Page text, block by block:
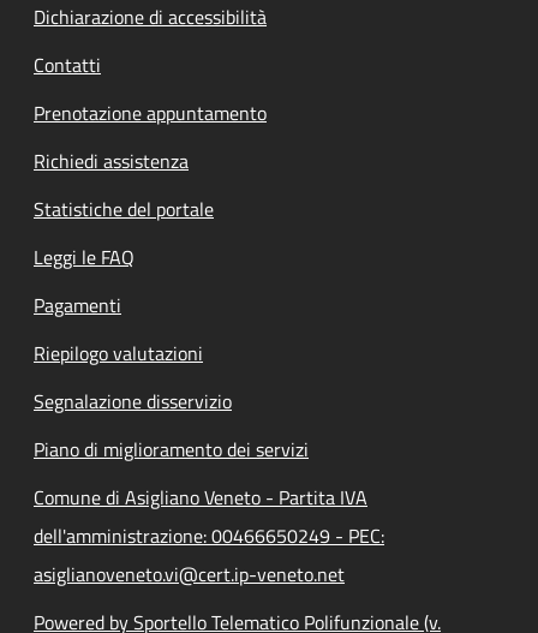
Dichiarazione di accessibilità
Contatti
Prenotazione appuntamento
Richiedi assistenza
Statistiche del portale
Leggi le FAQ
Pagamenti
Riepilogo valutazioni
Segnalazione disservizio
Piano di miglioramento dei servizi
Comune di Asigliano Veneto - Partita IVA
dell'amministrazione: 00466650249 - PEC:
asiglianoveneto.vi@cert.ip-veneto.net
Powered by Sportello Telematico Polifunzionale (v.